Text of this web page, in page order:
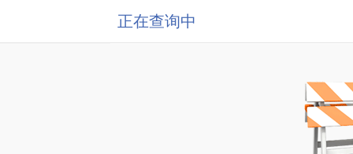
正在查询中